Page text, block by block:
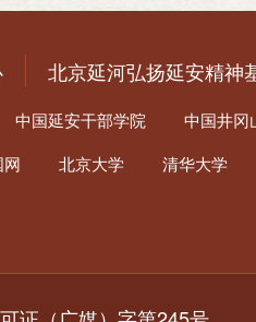
北京延河弘扬延安精神
中国延安干部学院
中国井冈
北京大学 清华大学